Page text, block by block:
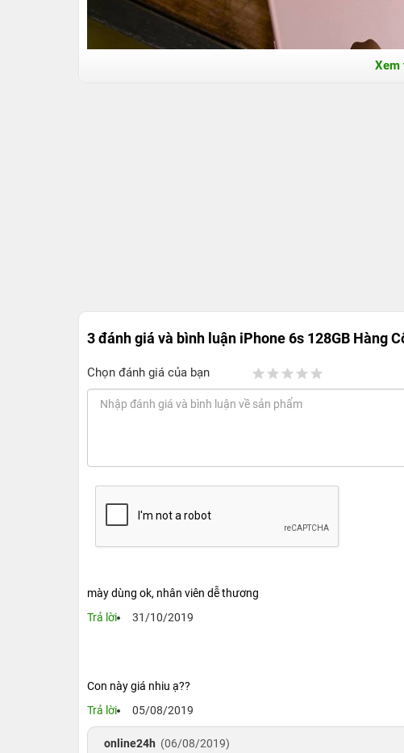
Xem
3 đánh giá và bình luận iPhone 6s 128GB Hàng
Chọn đánh giá của bạn
mày dùng ok, nhân viên dễ thương
Trả lời
31/10/2019
Con này giá nhiu ạ??
Trả lời
05/08/2019
online24h (06/08/2019)